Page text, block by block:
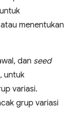
menentukan
dan seed
untuk
variasi.
grup variasi